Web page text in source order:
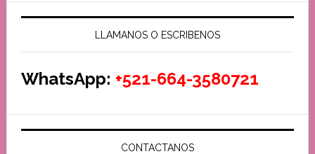
LLAMANOS O ESCRIBENOS
WhatsApp: +521-664-3580721
CONTACTANOS